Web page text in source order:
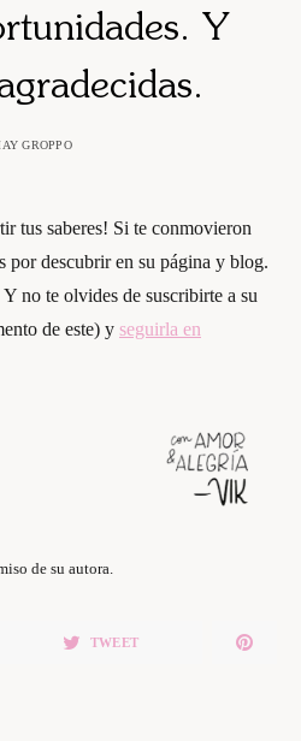
Y
GROPPO
tus saberes! Si te conmovieron
por descubrir en su página y blog.
Y no te olvides de suscribirte a su
de este) y seguirla en
de su autora.
TWEET